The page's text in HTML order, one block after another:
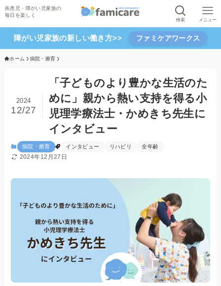
検索 メニュー
障がい児家族の新しい働き方>> ファミケアワークス
ホーム 病院・療育
「子どものより豊かな生活のた
めに」親から熱い支持を得る小
児理学療法士・かめきち先生に
インタビュー
2024
12/27
病院・療育 インタビュー リハビリ 全年齢
2024年12月27日